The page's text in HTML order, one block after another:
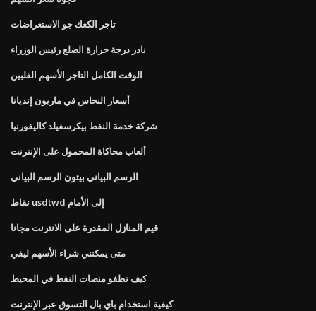
تاجر الكعك جو الاستعراضات
نادر درجة حرارة الضلع رئيس الوزراء
الوقت الكامل التاجر الأسهم الفلبين
أسعار النحاس في ماريون إنديانا
شركة خدمة النفط بيكرسفيلد كاليفورنيا
ألعاب محاكاة المحمول على الإنترنت
الرسم البياني بيثون الرسم البياني
نقاط usdtwd إلى الأمام
قيم المنازل المقدرة على الانترنت مجانا
متى يمكنني شراء الأسهم ليفي
كيف تطفو منصات النفط في المحيط
كيفية استخدام باي بال التسوق عبر الإنترنت